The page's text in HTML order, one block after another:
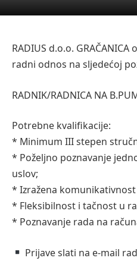
RADIUS d.o.o.
radni odnos na sljedećoj
RADNIK/RADNICA NA
Potrebne kvalifikacije:
* Minimum III stepen
* Poželjno poznavanje
uslov;
* Izražena
* Fleksibilnost i tačnost u
* Poznavanje rada na
Prijave slati na e-mail